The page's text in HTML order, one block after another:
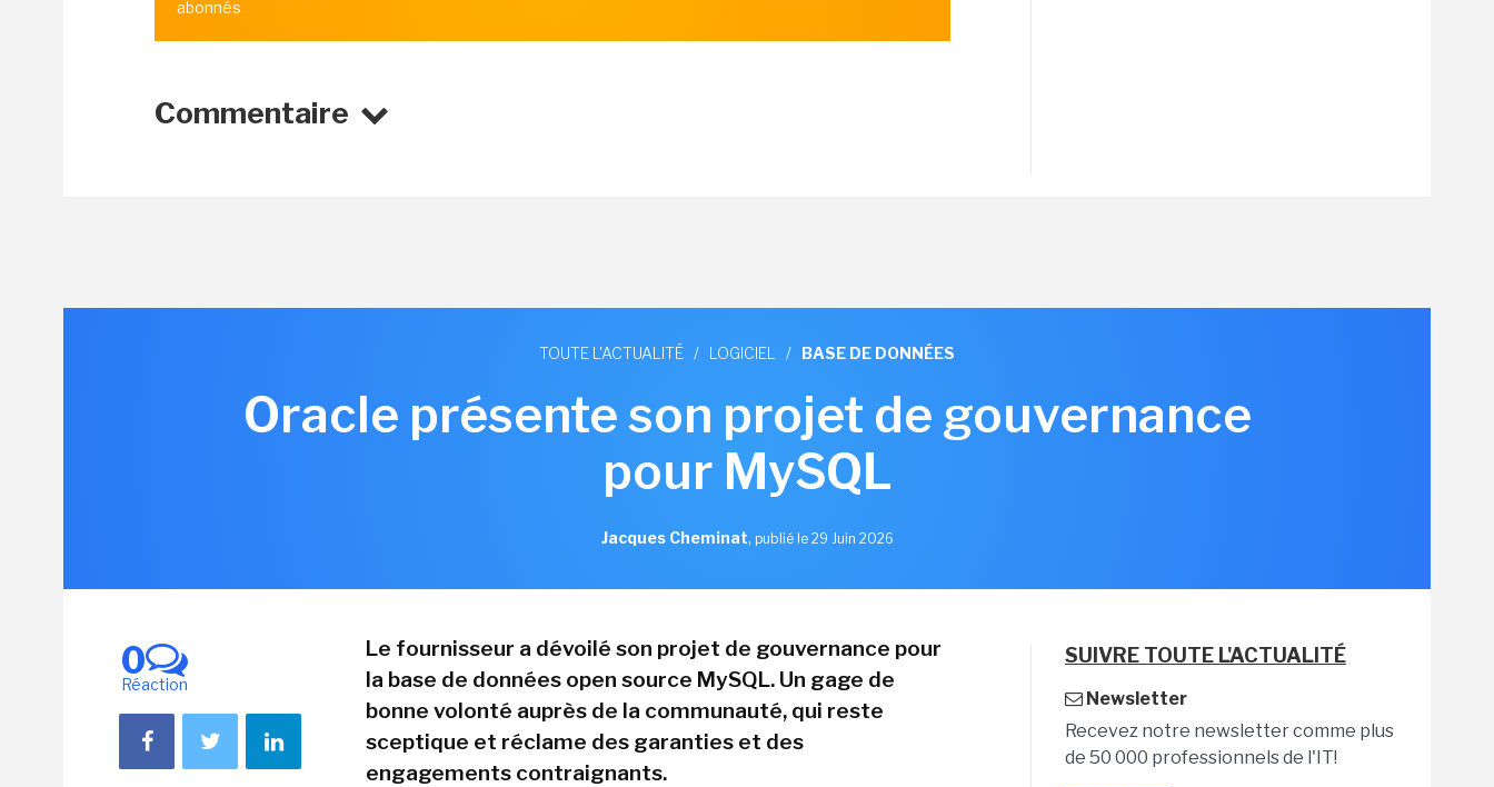
abonnés
Commentaire
TOUTE L'ACTUALITÉ / LOGICIEL / BASE DE DONNÉES
Oracle présente son projet de gouvernance
pour MySQL
Jacques Cheminat, publié le 29 Juin 2026
0
Réaction
Le fournisseur a dévoilé son projet de gouvernance pour
la base de données open source MySQL. Un gage de
bonne volonté auprès de la communauté, qui reste
sceptique et réclame des garanties et des
engagements contraignants.
SUIVRE TOUTE L'ACTUALITÉ
Newsletter
Recevez notre newsletter comme plus
de 50 000 professionnels de l'IT!